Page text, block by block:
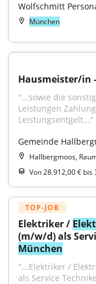
Wolfschmitt
München
Hausmeister/in -
"...sowie die
Leistungen
Leistungsentgelt..."
Gemeinde
Hallbergmoos,
Von 28.912,00 € bis
TOP-JOB
Elektriker /
München
"...Elektriker /
als Service